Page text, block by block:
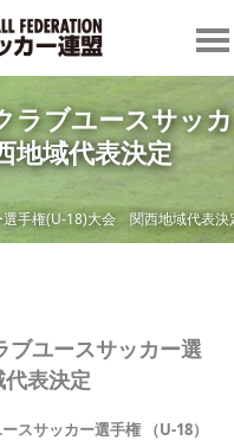
ラブユースサッカ
地域代表決定
選手権(U-18)大会 関西地域代表決
ユースサッカー選
表決定
スサッカー選手権 （U-18）